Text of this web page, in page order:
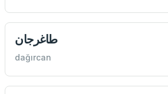
طاغرجان
dağırcan